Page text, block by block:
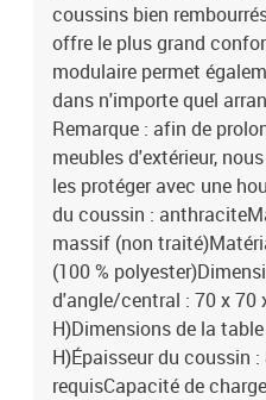
coussins bien
offre le plus grand
modulaire permet
dans n'importe quel
Remarque : afin de
meubles d'extérieur,
les protéger avec une
du coussin :
massif (non
(100 %
d'angle/central : 70 x 70
H)Dimensions de la
H)Épaisseur du coussin
requisCapacité de